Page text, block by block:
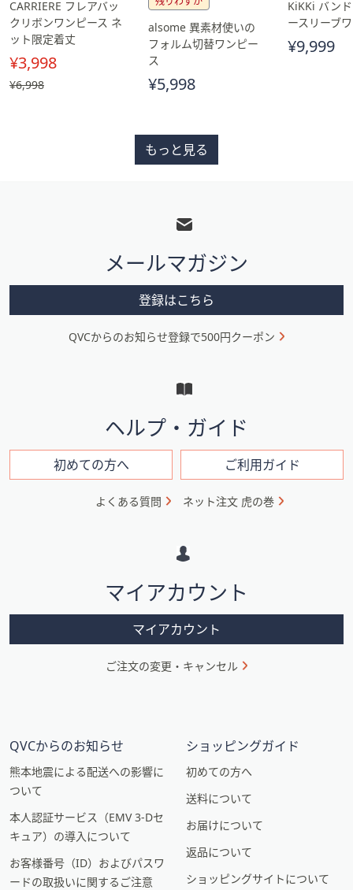
CARRIERE フレアバッ
クリボンワンピース ネ
ット限定着丈
¥3,998
, 過
¥6,998
alsome 異素材使いの
フォルム切替ワンピー
ス
¥5,998
KiKKi バン
ースリーブ
¥9,999
もっと見る
メ
ニ
ン
ン
メールマガジン
登録はこちら
QVCからのお知らせ登録で500円クーポン
ヘルプ・ガイド
初めての方へ ご利用ガイド
よくある質問 ネット注文 虎の巻
マイアカウント
マイアカウント
ご注文の変更・キャンセル
QVCからのお知らせ
熊本地震による配送への影響に
ついて
本人認証サービス（EMV 3-Dセ
キュア）の導入について
お客様番号（ID）およびパスワ
ードの取扱いに関するご注意
ショッピングガイド
初めての方へ
送料について
お届けについて
返品について
ショッピングサイトについて